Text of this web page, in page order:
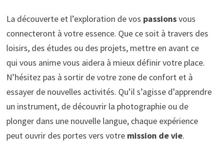
La découverte et l’exploration de vos passionsvous
connecteront à votre essence. Que ce soit à travers des
loisirs, des études ou des projets, mettre en avant ce
qui vous anime vous aidera à mieux définir votre place.
N’hésitez pas à sortir de votre zone de confort et à
essayer de nouvelles activités. Qu’il s’agisse d’apprendre
un instrument, de découvrir la photographie ou de
plonger dans une nouvelle langue, chaque expérience
peut ouvrir des portes vers votre mission de vie.